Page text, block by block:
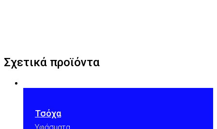
Σχετικά προϊόντα
Τσόχα